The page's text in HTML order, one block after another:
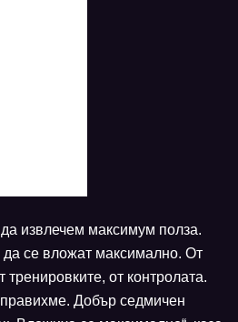
извлечем максимум полза.
да се вложат максимално. От
от контролата.
Добър седмичен